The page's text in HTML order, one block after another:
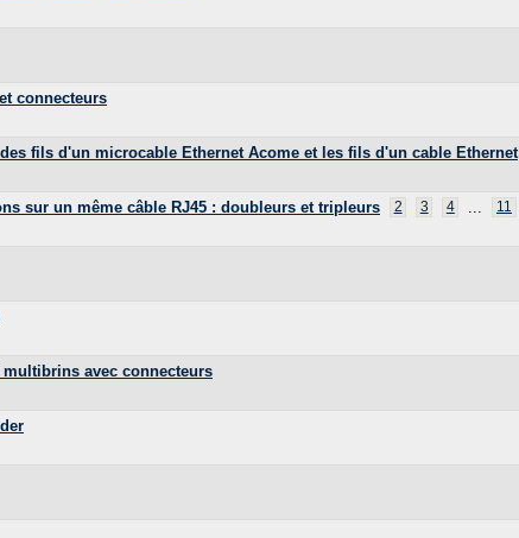
connecteurs
fils d'un microcable Ethernet Acome et les fils d'un cable Ethernet
sur un même câble RJ45 : doubleurs et tripleurs 2 3 4 11
multibrins avec connecteurs